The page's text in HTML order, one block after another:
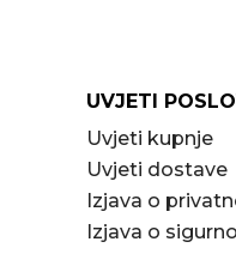
UVJETI
Uvjeti kupnje
Uvjeti dostave
Izjava o
Izjava o